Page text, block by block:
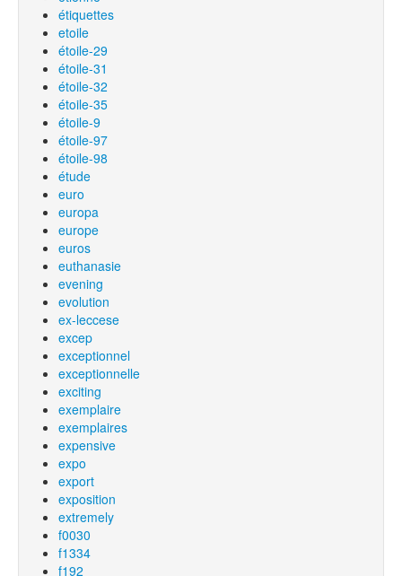
étiquettes
etoile
étoile-29
étoile-31
étoile-32
étoile-35
étoile-9
étoile-97
étoile-98
étude
euro
europa
europe
euros
euthanasie
evening
evolution
ex-leccese
excep
exceptionnel
exceptionnelle
exciting
exemplaire
exemplaires
expensive
expo
export
exposition
extremely
f0030
f1334
f192